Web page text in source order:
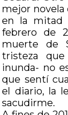
mejor novela
en la mitad
febrero de
muerte de
tristeza
inunda- no
que sentí
el diario, la
sacudirme.